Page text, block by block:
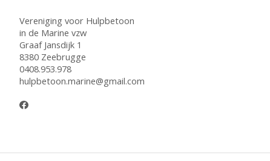
Vereniging voor Hulpbetoon
in de Marine vzw
Graaf Jansdijk 1
8380 Zeebrugge
0408.953.978
hulpbetoon.marine@gmail.com